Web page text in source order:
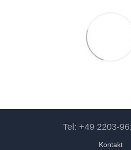
Tel: +49 2203-
Kontakt